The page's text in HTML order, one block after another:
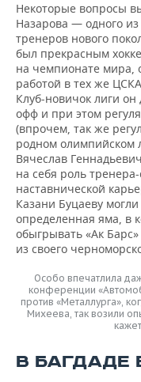
Некоторые вопросы
Назарова — одного
тренеров нового
был прекрасным
на чемпионате мира,
работой в тех же
Клуб-новичок лиги
офф и при этом
(впрочем, так же
родном олимпийском
Вячеслав
на себя роль
наставнической
Казани Буцаеву
определенная яма, в
обыгрывать «Ак
из своего
Особо впечатлила
конференции
против «Металлурга»,
Михеева, так возили
В БАГДАДЕ